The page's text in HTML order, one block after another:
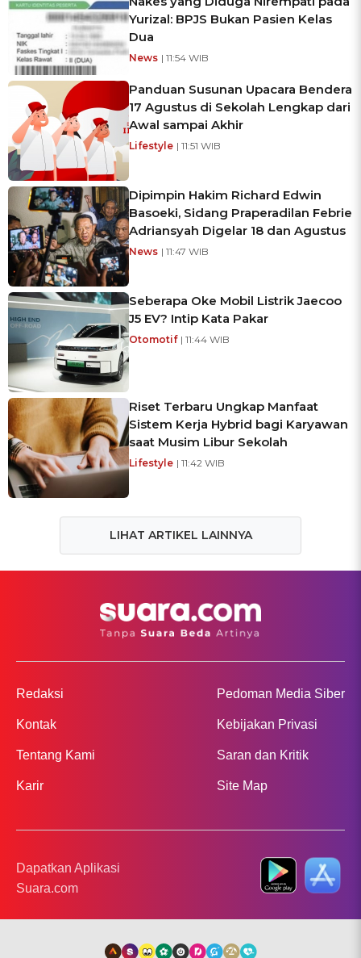
Yurizal: BPJS Bukan Pasien Kelas
Dua
News | 11:54 WIB
Panduan Susunan Upacara Bendera
17 Agustus di Sekolah Lengkap dari
Awal sampai Akhir
Lifestyle | 11:51 WIB
Dipimpin Hakim Richard Edwin
Basoeki, Sidang Praperadilan Febrie
Adriansyah Digelar 18 dan Agustus
News | 11:47 WIB
Seberapa Oke Mobil Listrik Jaecoo
J5 EV? Intip Kata Pakar
Otomotif | 11:44 WIB
Riset Terbaru Ungkap Manfaat
Sistem Kerja Hybrid bagi Karyawan
saat Musim Libur Sekolah
Lifestyle | 11:42 WIB
LIHAT ARTIKEL LAINNYA
Redaksi
Kontak
Tentang Kami
Karir
Pedoman Media Siber
Kebijakan Privasi
Saran dan Kritik
Site Map
Dapatkan Aplikasi
Suara.com